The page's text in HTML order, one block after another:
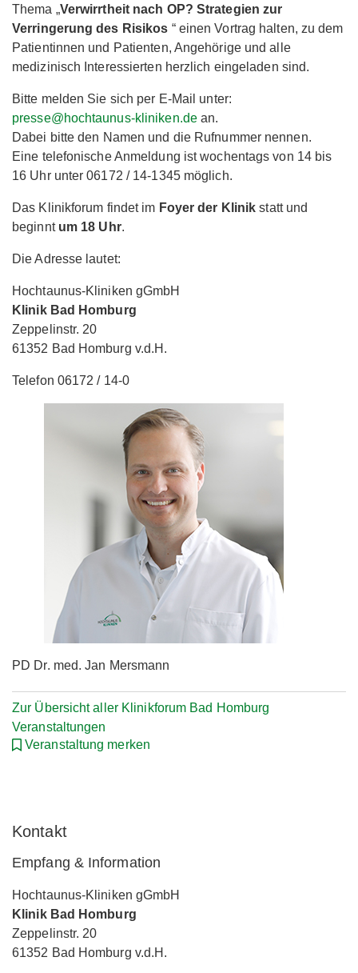
Thema „Verwirrtheit nach OP? Strategien zur
Verringerung des Risikos “ einen Vortrag halten, zu dem
Patientinnen und Patienten, Angehörige und alle
medizinisch Interessierten herzlich eingeladen sind.
Bitte melden Sie sich per E-Mail unter:
presse@hochtaunus-kliniken.dean.
Dabei bitte den Namen und die Rufnummer nennen.
Eine telefonische Anmeldung ist wochentags von 14 bis
16 Uhr unter 06172 / 14-1345 möglich.
Das Klinikforum findet im Foyer der Klinik statt und
beginnt um 18 Uhr.
Die Adresse lautet:
Hochtaunus-Kliniken gGmbH
Klinik Bad Homburg
Zeppelinstr. 20
61352 Bad Homburg v.d.H.
Telefon 06172 / 14-0
PD Dr. med. Jan Mersmann
Zur Übersicht aller Klinikforum Bad Homburg
Veranstaltungen
Veranstaltung merken
Kontakt
Empfang & Information
Hochtaunus-Kliniken gGmbH
Klinik Bad Homburg
Zeppelinstr. 20
61352 Bad Homburg v.d.H.